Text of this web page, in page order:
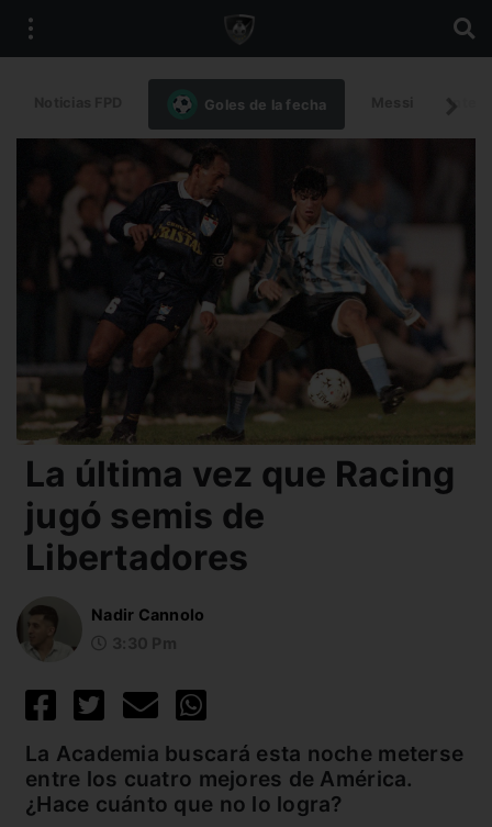
Goles de la fecha
La última vez que Racing
jugó semis de
Libertadores
Nadir Cannolo
La Academia buscará esta noche meterse
entre los cuatro mejores de América.
¿Hace cuánto que no lo logra?